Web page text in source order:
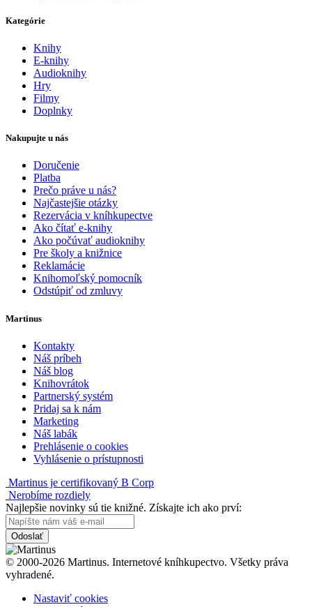
Kategórie
Knihy
E-knihy
Audioknihy
Hry
Filmy
Doplnky
Nakupujte u nás
Doručenie
Platba
Prečo práve u nás?
Najčastejšie otázky
Rezervácia v kníhkupectve
Ako čítať e-knihy
Ako počúvať audioknihy
Pre školy a knižnice
Reklamácie
Knihomoľský pomocník
Odstúpiť od zmluvy
Martinus
Kontakty
Náš príbeh
Náš blog
Knihovrátok
Partnerský systém
Pridaj sa k nám
Marketing
Náš labák
Prehlásenie o cookies
Vyhlásenie o prístupnosti
Martinus je certifikovaný B Corp
Nerobíme rozdiely
Najlepšie novinky sú tie knižné. Získajte ich ako prví:
Odoslať
© 2000-2026 Martinus. Internetové kníhkupectvo. Všetky práva
vyhradené.
Nastaviť cookies